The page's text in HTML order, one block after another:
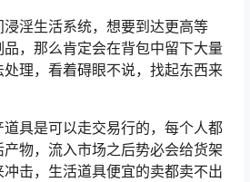
淫生活系统，想要到达更高等
，那么肯定会在背包中留下大量
理，看着碍眼不说，找起东西来
具是可以走交易行的，每个人都
物，流入市场之后势必会给货架
冲击，生活道具便宜的卖都卖不出